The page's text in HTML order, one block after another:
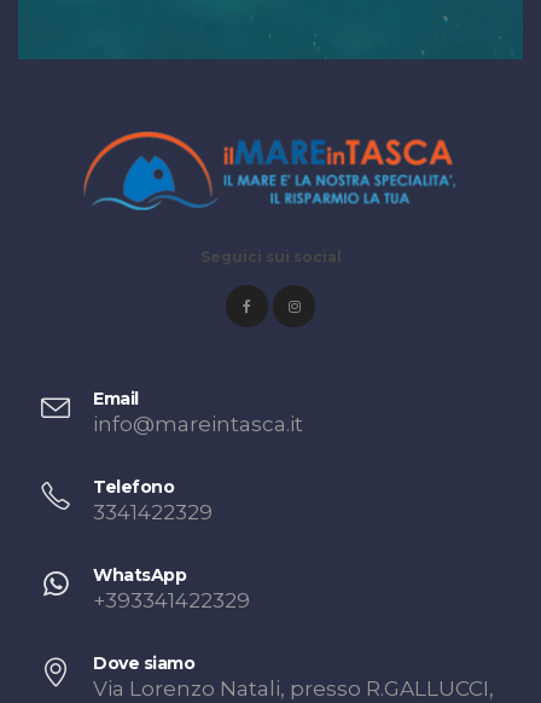
Seguici sui social
Email
info@mareintasca.it
Telefono
3341422329
WhatsApp
+393341422329
Dove siamo
Via Lorenzo Natali, presso R.GALLUCCI,